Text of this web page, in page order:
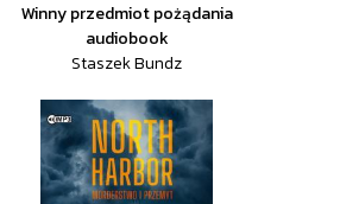
Winny przedmiot pożądania
audiobook
Staszek Bundz